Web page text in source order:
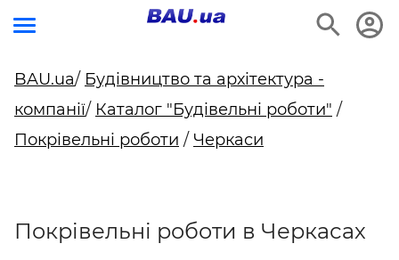
BAU.ua/ Будівництво та архітектура -
компанії/ Каталог "Будівельні роботи" /
Покрівельні роботи / Черкаси
Покрівельні роботи в Черкасах